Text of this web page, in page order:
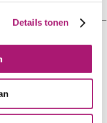
Details tonen
Nm 28/2, for
is dyed with